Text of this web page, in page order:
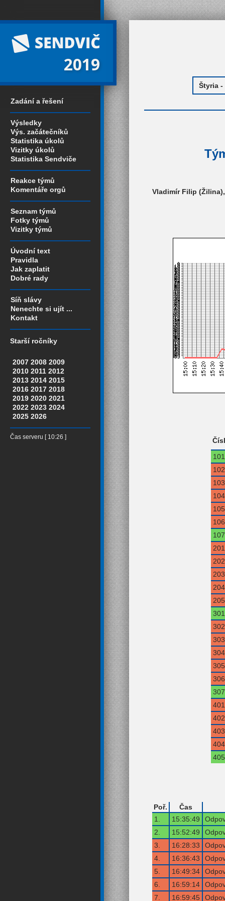
2019
Zadání a řešení
Výsledky
Výs. začátečníků
Statistika úkolů
Vizitky úkolů
Statistika Sendviče
Reakce týmů
Komentáře orgů
Seznam týmů
Fotky týmů
Vizitky týmů
Úvodní text
Pravidla
Jak zaplatit
Dobré rady
Síň slávy
Nenechte si ujít ...
Kontakt
Starší ročníky
2007 2008 2009
2010 2011 2012
2013 2014 2015
2016 2017 2018
2019 2020 2021
2022 2023 2024
2025 2026
Čas serveru [ 10:26 ]
Vladimír Filip
101
102
103
104
105
106
107
201
202
203
204
205
301
302
303
304
305
306
307
401
402
403
404
405
Poř.
Čas
1.
15:35:49
2.
15:52:49
3.
16:28:33
4.
16:36:43
5.
16:49:34
6.
16:59:14
7.
16:59:45